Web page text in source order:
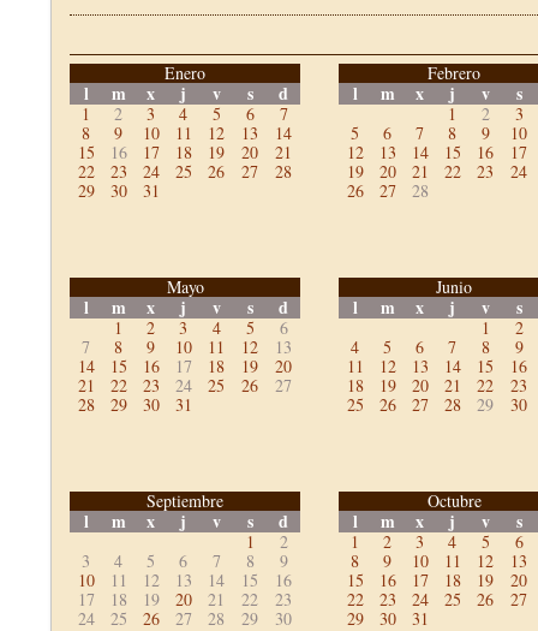
Enero
l m x j v s d
1 2 3 4 5 6
7
8
9 10 11 12 13
14
15
16 17 18 19 20
21
22
23 24 25 26 27
28
29
30 31
Febrero
l m x j v s
1 2
3
5
6 7 8 9
10
12
13 14 15 16
17
19
20 21 22 23
24
26
27 28
Mayo
l m x j v s d
1 2 3 4 5
6
7
8 9 10 11 12
13
14
15 16 17 18 19
20
21
22 23 24 25 26
27
28
29 30 31
Junio
l m x j v s
1
2
4
5 6 7 8
9
11
12 13 14 15
16
18
19 20 21 22
23
25
26 27 28 29 30
Septiembre
l m x j v s d
1
2
3
4 5 6 7 8
9
10
11 12 13 14 15
16
17
18 19 20 21 22
23
24
25 26 27 28 29 30
Octubre
l m x j v s
1 2 3 4 5
6
8
9 10 11 12
13
15
16 17 18 19
20
22
23 24 25 26
27
29
30 31